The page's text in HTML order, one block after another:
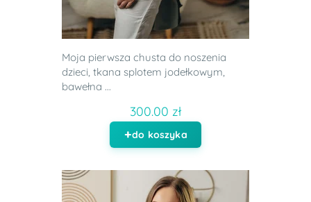
Moja pierwsza chusta do noszenia
dzieci, tkana splotem jodełkowym,
bawełna ...
300.00 zł
do koszyka